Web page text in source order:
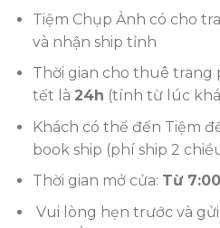
Tiệm Chụp Ảnh có cho
và nhận ship tỉnh
Thời gian cho thuê trang
tết là 24h (tính từ lúc
Khách có thể đến Tiệm
book ship (phí ship 2
Thời gian mở cửa: Từ
Vui lòng hẹn trước và